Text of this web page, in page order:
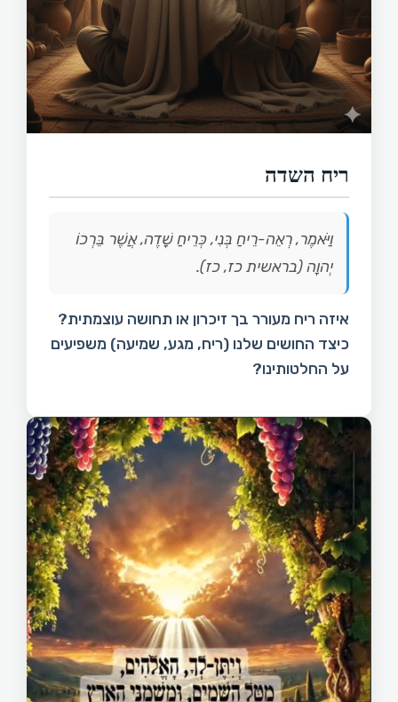
ריח השדה
וַיֹּאמֶר, רְאֵה-רֵיחַ בְּנִי, כְּרֵיחַ שָׁדֶה, אֲשֶׁר בֵּרְכוֹ
יְהוָה (בראשית כז, כז).
איזה ריח מעורר בך זיכרון או תחושה עוצמתית?
כיצד החושים שלנו (ריח, מגע, שמיעה) משפיעים
על החלטותינו?